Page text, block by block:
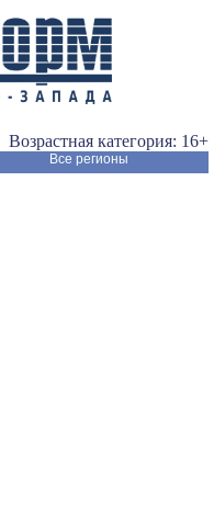
Возрастная категория: 16+
Все регионы